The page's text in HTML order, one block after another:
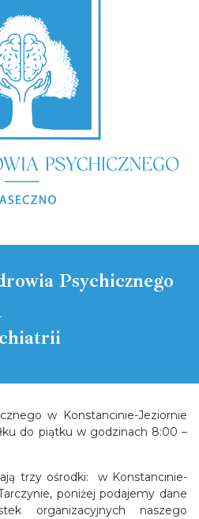
Psychicznego
w Konstancinie-Jeziornie
do piątku w godzinach 8:00 –
trzy ośrodki: w Konstancinie-
poniżej podajemy dane
organizacyjnych naszego